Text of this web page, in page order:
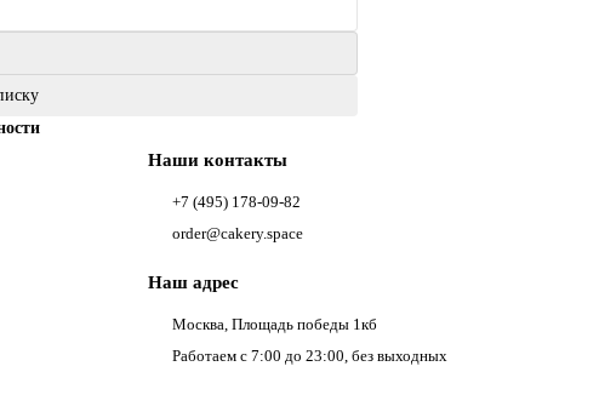
Наши контакты
+7 (495) 178-09-82
order@cakery.space
Наш адрес
Москва, Площадь победы 1кб
Работаем с 7:00 до 23:00, без выходных